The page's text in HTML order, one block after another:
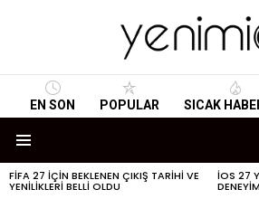
EN SON POPULAR SICAK
SON
HABERLER
FIFA 27 IÇIN BEKLENEN ÇIKIŞ TARIHI VE
YENILIKLERI BELLI OLDU
IOS 27